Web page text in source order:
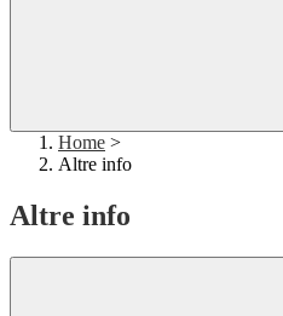
Home >
Altre info
Altre info